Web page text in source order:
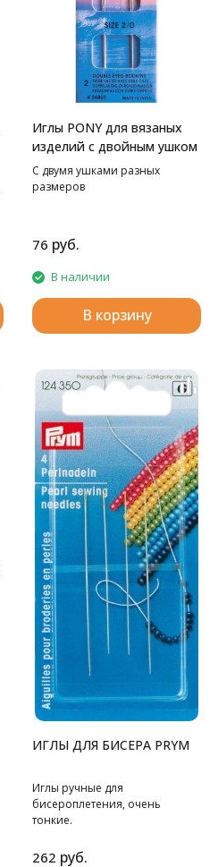
Иглы PONY для вязаных
изделий с двойным ушком
С двумя ушками разных
размеров
76 руб.
В наличии
В корзину
ИГЛЫ ДЛЯ БИСЕРА PRYM
Иглы ручные для
бисероплетения, очень
тонкие.
262 руб.